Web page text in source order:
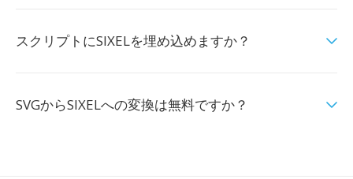
スクリプトにSIXELを埋め込めますか？
SVGからSIXELへの変換は無料ですか？